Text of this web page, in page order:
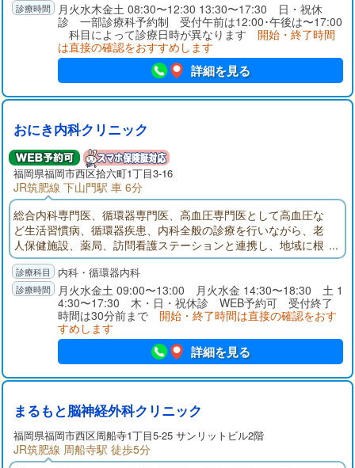
月火水木金土 08:30〜12:30 13:30〜17:30 日・祝休
診 一部診療科予約制 受付午前は12:00･午後は〜17:00
科目によって診療日時が異なります 開始・終了時間
は直接の確認をおすすめします
詳細を見る
おにき内科クリニック
福岡県福岡市西区拾六町1丁目3-16
JR筑肥線 下山門駅 車 6分
総合内科専門医、循環器専門医、高血圧専門医として高血圧な
ど生活習慣病、循環器疾患、内科全般の診療を行いながら、老
人保健施設、薬局、訪問看護ステーションと連携し、地域に根
付いた医療を提供していきます。
内科・循環器内科
月火水金土 09:00〜13:00 月火水金 14:30〜18:30 土 1
4:30〜17:30 木・日・祝休診 WEB予約可 受付終了
時間は30分前まで 開始・終了時間は直接の確認をおす
すめします
詳細を見る
まるもと脳神経外科クリニック
福岡県福岡市西区周船寺1丁目5-25 サンリットビル2階
JR筑肥線 周船寺駅 徒歩5分